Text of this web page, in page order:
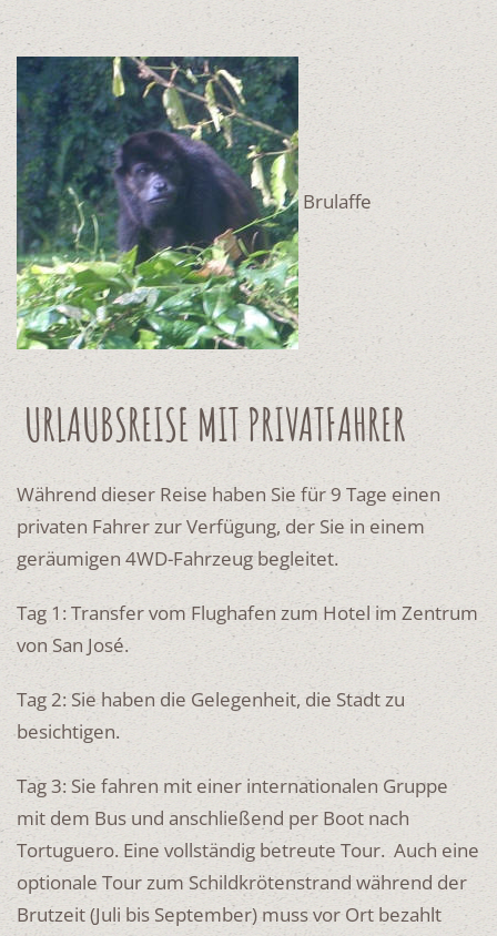
Brulaffe
URLAUBSREISE MIT PRIVATFAHRER
Während dieser Reise haben Sie für 9 Tage einen
privaten Fahrer zur Verfügung, der Sie in einem
geräumigen 4WD-Fahrzeug begleitet.
Tag 1: Transfer vom Flughafen zum Hotel im Zentrum
von San José.
Tag 2: Sie haben die Gelegenheit, die Stadt zu
besichtigen.
Tag 3: Sie fahren mit einer internationalen Gruppe
mit dem Bus und anschließend per Boot nach
Tortuguero. Eine vollständig betreute Tour. Auch eine
optionale Tour zum Schildkrötenstrand während der
Brutzeit (Juli bis September) muss vor Ort bezahlt